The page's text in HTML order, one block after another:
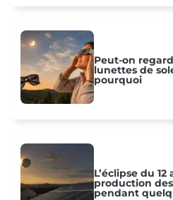
Peut-on
lunettes de
pourquoi
L’éclipse du
production
pendant